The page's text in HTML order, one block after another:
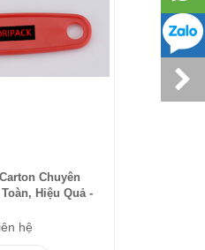
Chuyên
Hiệu Quả -
hệ